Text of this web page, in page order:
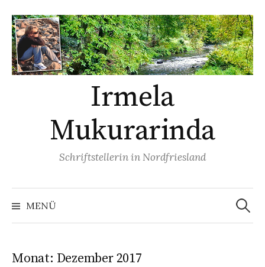
zum
Inhalt
Irmela
Mukurarinda
Schriftstellerin in Nordfriesland
MENÜ
Suchen
nach:
Monat: Dezember 2017